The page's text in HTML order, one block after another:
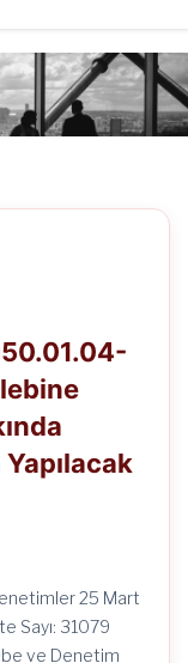
25 Mart
Sayı: 31079
ve Denetim